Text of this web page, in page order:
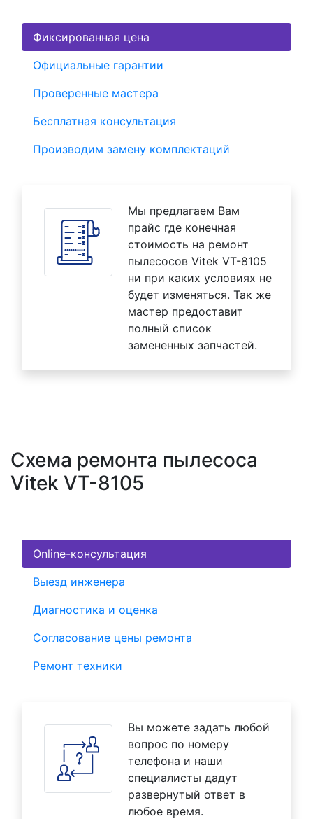
Фиксированная цена
Официальные гарантии
Проверенные мастера
Бесплатная консультация
Производим замену комплектаций
Мы предлагаем Вам
прайс где конечная
стоимость на ремонт
пылесосов Vitek VT-8105
ни при каких условиях не
будет изменяться. Так же
мастер предоставит
полный список
замененных запчастей.
Схема ремонта пылесоса
Vitek VT-8105
Online-консультация
Выезд инженера
Диагностика и оценка
Согласование цены ремонта
Ремонт техники
Вы можете задать любой
вопрос по номеру
телефона и наши
специалисты дадут
развернутый ответ в
любое время.